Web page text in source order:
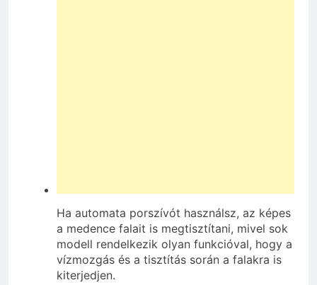
Ha automata porszívót használsz, az képes
a medence falait is megtisztítani, mivel sok
modell rendelkezik olyan funkcióval, hogy a
vízmozgás és a tisztítás során a falakra is
kiterjedjen.